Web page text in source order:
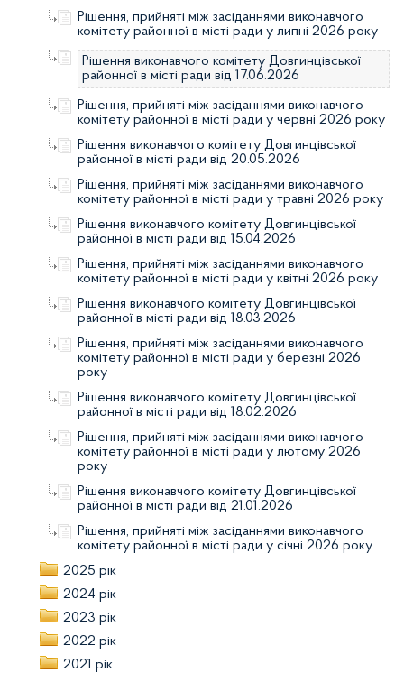
Рішення, прийняті між засіданнями виконавчого
комітету районної в місті ради у липні 2026 року
Рішення виконавчого комітету Довгинцівської
районної в місті ради від 17.06.2026
Рішення, прийняті між засіданнями виконавчого
комітету районної в місті ради у червні 2026 року
Рішення виконавчого комітету Довгинцівської
районної в місті ради від 20.05.2026
Рішення, прийняті між засіданнями виконавчого
комітету районної в місті ради у травні 2026 року
Рішення виконавчого комітету Довгинцівської
районної в місті ради від 15.04.2026
Рішення, прийняті між засіданнями виконавчого
комітету районної в місті ради у квітні 2026 року
Рішення виконавчого комітету Довгинцівської
районної в місті ради від 18.03.2026
Рішення, прийняті між засіданнями виконавчого
комітету районної в місті ради у березні 2026
року
Рішення виконавчого комітету Довгинцівської
районної в місті ради від 18.02.2026
Рішення, прийняті між засіданнями виконавчого
комітету районної в місті ради у лютому 2026
року
Рішення виконавчого комітету Довгинцівської
районної в місті ради від 21.01.2026
Рішення, прийняті між засіданнями виконавчого
комітету районної в місті ради у січні 2026 року
2025 рік
2024 рік
2023 рік
2022 рік
2021 рік